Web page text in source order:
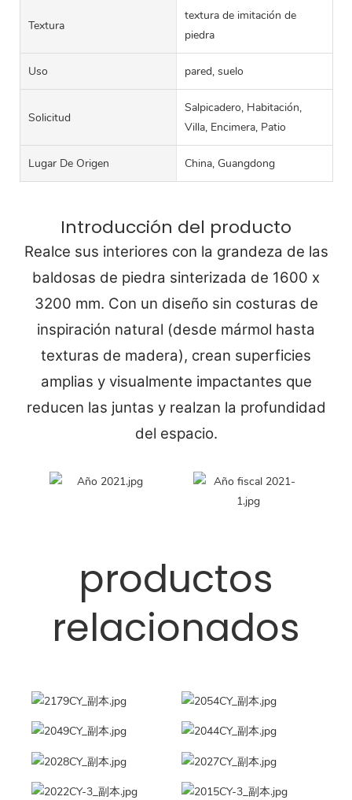
Textura
textura de imitación de
piedra
Uso pared, suelo
Solicitud
Salpicadero, Habitación,
Villa, Encimera, Patio
Lugar De Origen China, Guangdong
Introducción del producto
Realce sus interiores con la grandeza de las
baldosas de piedra sinterizada de 1600 x
3200 mm. Con un diseño sin costuras de
inspiración natural (desde mármol hasta
texturas de madera), crean superficies
amplias y visualmente impactantes que
reducen las juntas y realzan la profundidad
del espacio.
productos
relacionados